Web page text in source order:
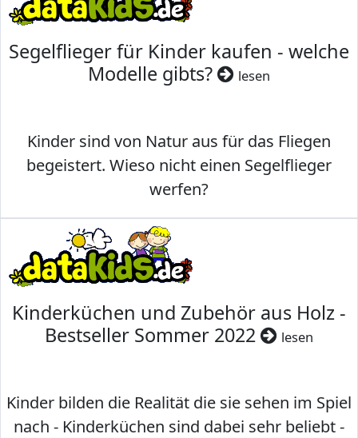
Segelflieger für Kinder kaufen - welche
Modelle gibts?
lesen
Kinder sind von Natur aus für das Fliegen
begeistert. Wieso nicht einen Segelflieger
werfen?
Kinderküchen und Zubehör aus Holz -
Bestseller Sommer 2022
lesen
Kinder bilden die Realität die sie sehen im Spiel
nach - Kinderküchen sind dabei sehr beliebt -